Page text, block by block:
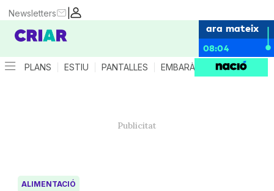
|
Newsletters
ara mateix
08:04
PLANS ESTIU PANTALLES EMBARÀS CRIANÇA
ALIMENTACIÓ